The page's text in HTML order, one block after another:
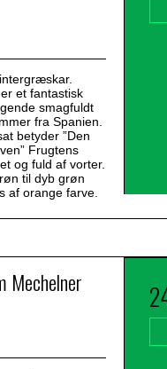
et fantastisk
smagfuldt
fra Spanien.
betyder ”Den
Frugtens
og fuld af vorter.
til dyb grøn
af orange farve.
Mechelner